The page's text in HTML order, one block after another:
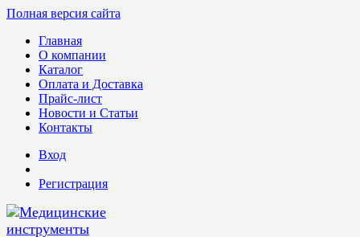
Полная версия сайта
Главная
О компании
Каталог
Оплата и Доставка
Прайс-лист
Новости и Статьи
Контакты
Вход
Регистрация